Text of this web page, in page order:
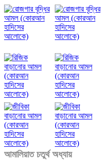
আমালিয়াত চতুর্থ অধ্যায়